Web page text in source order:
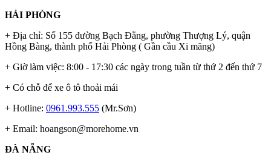
HẢI PHÒNG
+ Địa chỉ: Số 155 đường Bạch Đằng, phường Thượng Lý, quận
Hồng Bàng, thành phố Hải Phòng ( Gần cầu Xi măng)
+ Giờ làm việc: 8:00 - 17:30 các ngày trong tuần từ thứ 2 đến thứ 7
+ Có chỗ để xe ô tô thoải mái
+ Hotline: 0961.993.555 (Mr.Sơn)
+ Email: hoangson@morehome.vn
ĐÀ NẴNG